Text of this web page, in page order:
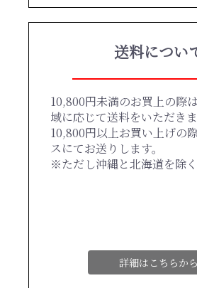
送料につい
10,800円未満のお買上の際
域に応じて送料をいただきま
10,800円以上お買い上げの
スにてお送りします。
※ただし沖縄と北海道を除く
詳細はこちらから